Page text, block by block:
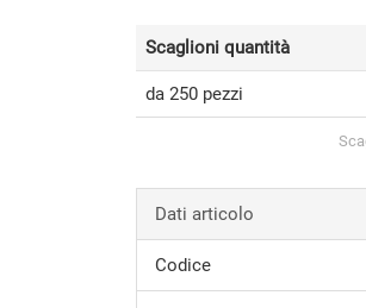
Scaglioni quantità
da 250 pezzi
Dati articolo
Codice